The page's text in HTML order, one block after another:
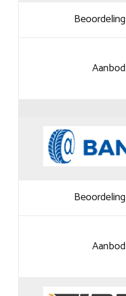
Beoordeling
Aanbod
Beoordeling
Aanbod